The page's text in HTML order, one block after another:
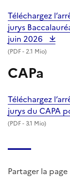
Téléchargez
jurys
juin 2026
(PDF- 2.1 Mio)
CAPa
Téléchargez
jurys du CAPA
(PDF- 3.1 Mio)
Partager la page